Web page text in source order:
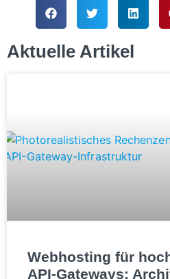
Aktuelle Artikel
Webhosting für
API-Gateways: